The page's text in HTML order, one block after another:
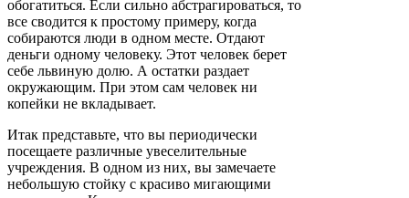
обогатиться. Если сильно абстрагироваться, то
все сводится к простому примеру, когда
собираются люди в одном месте. Отдают
деньги одному человеку. Этот человек берет
себе львиную долю. А остатки раздает
окружающим. При этом сам человек ни
копейки не вкладывает.
Итак представьте, что вы периодически
посещаете различные увеселительные
учреждения. В одном из них, вы замечаете
небольшую стойку с красиво мигающими